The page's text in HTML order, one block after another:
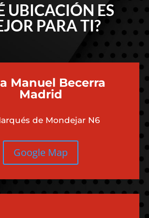
UBICACIÓN ES
PARA TI?
Manuel Becerra
Madrid
de Mondejar N6
Google Map